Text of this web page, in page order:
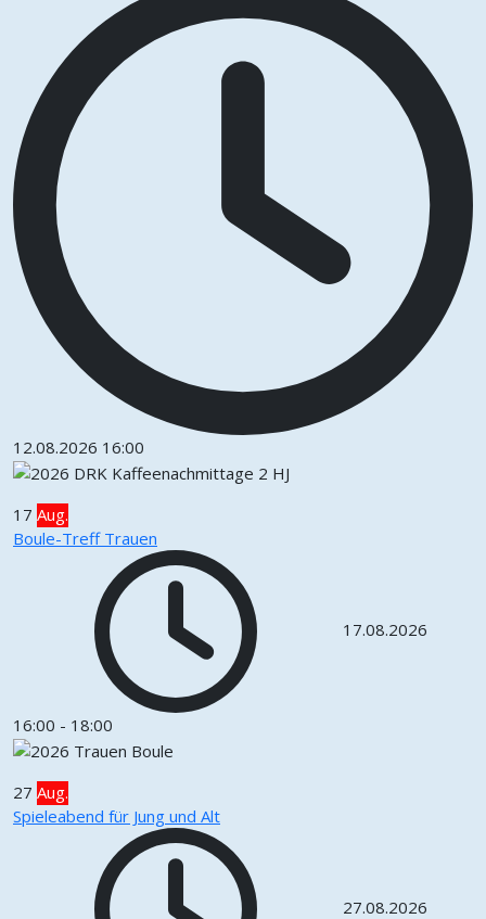
12.08.2026 16:00
17 Aug.
Boule-Treff Trauen
17.08.2026
16:00 - 18:00
27 Aug.
Spieleabend für Jung und Alt
27.08.2026